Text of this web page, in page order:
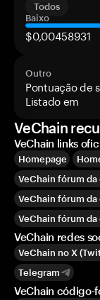
Todos
Baixo
$0,00458931
Outro
Pontuação de
Listado em
VeChain
VeChain links
Homepage
VeChain fórum
VeChain fórum
VeChain fórum
VeChain redes
VeChain no X
Telegram
VeChain código-